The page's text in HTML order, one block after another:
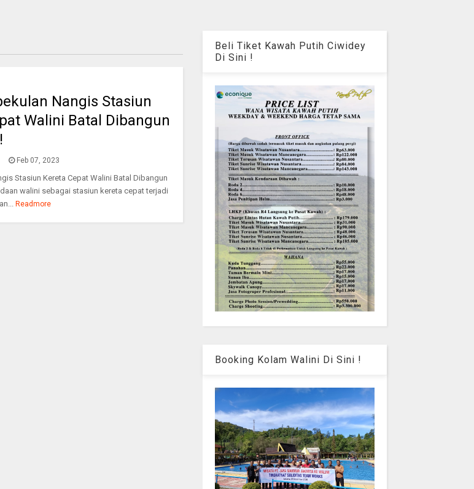
Nangis Stasiun
Walini Batal Dibangun
Feb 07, 2023
Stasiun Kereta Cepat Walini Batal Dibangun
walini sebagai stasiun kereta cepat terjadi
Readmore
Beli Tiket Kawah Putih Ciwidey
Di Sini !
Booking Kolam Walini Di Sini !